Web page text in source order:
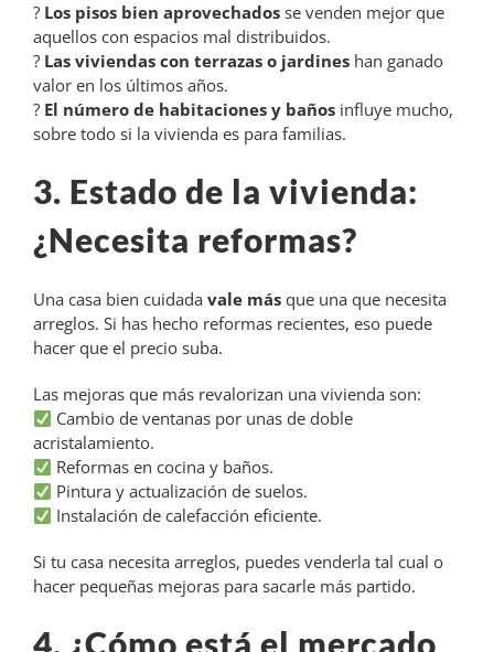
? Los pisos bien aprovechados se venden mejor que
aquellos con espacios mal distribuidos.
? Las viviendas con terrazas o jardines han ganado
valor en los últimos años.
? El número de habitaciones y baños influye mucho,
sobre todo si la vivienda es para familias.
3. Estado de la vivienda:
¿Necesita reformas?
Una casa bien cuidada vale más que una que necesita
arreglos. Si has hecho reformas recientes, eso puede
hacer que el precio suba.
Las mejoras que más revalorizan una vivienda son:
Cambio de ventanas por unas de doble
acristalamiento.
Reformas en cocina y baños.
Pintura y actualización de suelos.
Instalación de calefacción eficiente.
Si tu casa necesita arreglos, puedes venderla tal cual o
hacer pequeñas mejoras para sacarle más partido.
4. ¿Cómo está el mercado